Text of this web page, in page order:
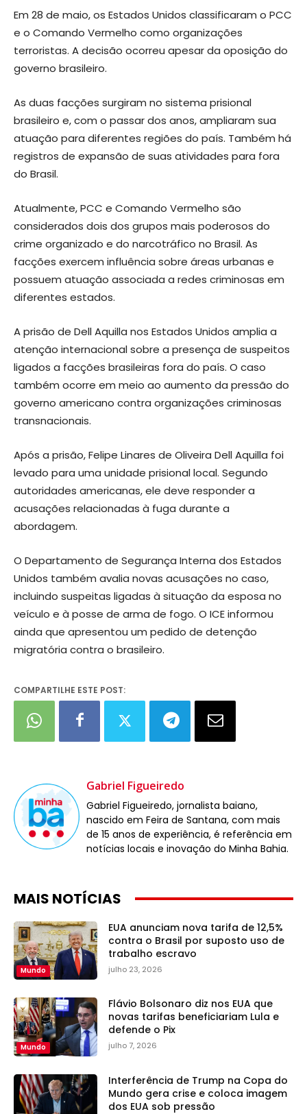
Em 28 de maio, os Estados Unidos classificaram o PCC
e o Comando Vermelho como organizações
terroristas. A decisão ocorreu apesar da oposição do
governo brasileiro.
As duas facções surgiram no sistema prisional
brasileiro e, com o passar dos anos, ampliaram sua
atuação para diferentes regiões do país. Também há
registros de expansão de suas atividades para fora
do Brasil.
Atualmente, PCC e Comando Vermelho são
considerados dois dos grupos mais poderosos do
crime organizado e do narcotráfico no Brasil. As
facções exercem influência sobre áreas urbanas e
possuem atuação associada a redes criminosas em
diferentes estados.
A prisão de Dell Aquilla nos Estados Unidos amplia a
atenção internacional sobre a presença de suspeitos
ligados a facções brasileiras fora do país. O caso
também ocorre em meio ao aumento da pressão do
governo americano contra organizações criminosas
transnacionais.
Após a prisão, Felipe Linares de Oliveira Dell Aquilla foi
levado para uma unidade prisional local. Segundo
autoridades americanas, ele deve responder a
acusações relacionadas à fuga durante a
abordagem.
O Departamento de Segurança Interna dos Estados
Unidos também avalia novas acusações no caso,
incluindo suspeitas ligadas à situação da esposa no
veículo e à posse de arma de fogo. O ICE informou
ainda que apresentou um pedido de detenção
migratória contra o brasileiro.
COMPARTILHE ESTE POST:
Gabriel Figueiredo
Gabriel Figueiredo, jornalista baiano,
nascido em Feira de Santana, com mais
de 15 anos de experiência, é referência em
notícias locais e inovação do Minha Bahia.
MAIS NOTÍCIAS
Mundo
EUA anunciam nova tarifa de 12,5%
contra o Brasil por suposto uso de
trabalho escravo
julho 23, 2026
Mundo
Flávio Bolsonaro diz nos EUA que
novas tarifas beneficiariam Lula e
defende o Pix
julho 7, 2026
Interferência de Trump na Copa do
Mundo gera crise e coloca imagem
dos EUA sob pressão